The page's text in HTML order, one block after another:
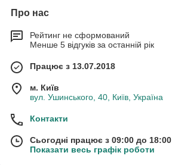
Про нас
Рейтинг не сформований
Менше 5 відгуків за останній рік
Працює з 13.07.2018
м. Київ
вул. Ушинського, 40, Київ, Україна
Контакти
Сьогодні працює з 09:00 до 18:00
Показати весь графік роботи